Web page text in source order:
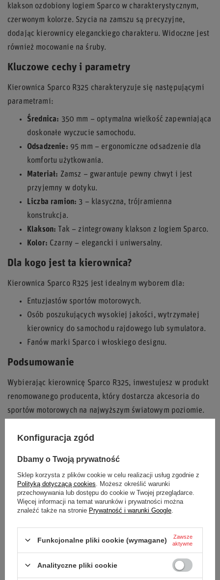
klakson ozdobiony logiem Sparco w charakterystycznym,
czerwonym kolorze. Szycia na zamszu są precyzyjne,
dodając kierownicy eleganckiego charakteru. Widoczne jest
również mocowanie na śruby.
Kluczowe cechy i parametry
Kierownica Sparco R325 charakteryzuje się następującymi
parametrami:
Średnica: 350 mm – optymalna wielkość zapewniająca
doskonałe wyczucie samochodu.
Odsadzenie: 95 mm – ergonomiczne odsadzenie dla
komfortu użytkowania.
Materiał: Zamsz – gwarantuje pewny chwyt i jest
przyjemny w dotyku.
Liczba ramion: 3 – klasyczna, trójramienna
konstrukcja.
Klakson: Tak – zintegrowany klakson z logiem Sparco.
Kolor: Czarny – elegancki i uniwersalny.
Dla kogo jest ta kierownica?
Kierownica Sparco R325 jest idealnym wyborem dla:
Entuzjastów sportów motorowych.
Osób poszukujących wysokiej jakości, wytrzymałej
kierownicy do samochodu rajdowego lub symulatora.
Fanów marki Sparco i włoskiego designu.
Podsumowanie
Wybierając kierownicę Sparco R325, inwestujesz w produkt
renomowanego producenta, który dostarcza akcesoria do
sportów motorowych na najwyższym światowym poziomie.
wykonanie sprawiają, że ta kierownica sprosta
Podkreśl swój styl i pasję do motoryzacji z kierownicą
Sparco R325!
Kategoria Kierownice
Akcesoria samochodowe Kierownice
Konfiguracja zgód
Dbamy o Twoją prywatność
Sklep korzysta z plików cookie w celu realizacji usług zgodnie z
Polityką dotyczącą cookies . Możesz określić warunki
przechowywania lub dostępu do cookie w Twojej przeglądarce.
Więcej informacji na temat warunków i prywatności można
znaleźć także na stronie Prywatność i warunki Google
Funkcjonalne pliki cookie (wymagane)
Zawsze
aktywne
Analityczne pliki cookie